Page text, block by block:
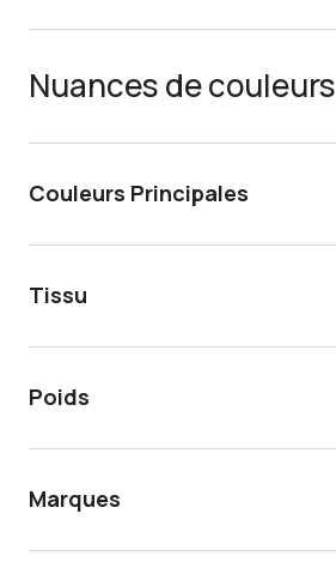
Nuances de couleurs
Couleurs Principales
Tissu
Poids
Marques